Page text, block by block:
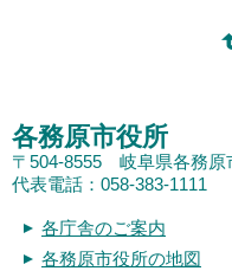
各務原市役所
〒504-8555 岐阜県各務原
代表電話：058-383-1111
各庁舎のご案内
各務原市役所の地図